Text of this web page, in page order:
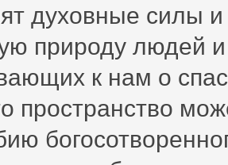
духовные силы
природу людей
к нам о